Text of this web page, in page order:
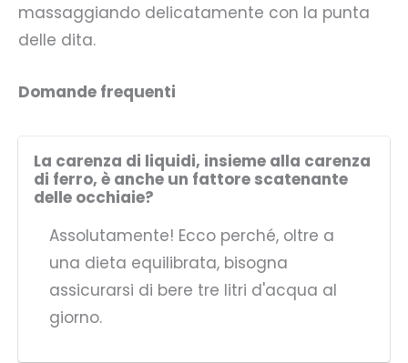
massaggiando delicatamente con la punta
delle dita.
Domande frequenti
La carenza di liquidi, insieme alla carenza
di ferro, è anche un fattore scatenante
delle occhiaie?
Assolutamente! Ecco perché, oltre a
una dieta equilibrata, bisogna
assicurarsi di bere tre litri d'acqua al
giorno.